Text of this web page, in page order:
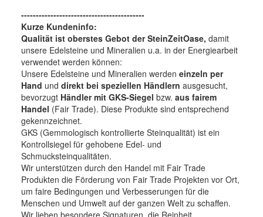
------------------------------------------
Kurze Kundeninfo:
Qualität ist oberstes Gebot der SteinZeitOase, damit
unsere Edelsteine und Mineralien u.a. in der Energiearbeit
verwendet werden können:
Unsere Edelsteine und Mineralien werden einzeln per
Hand und direkt bei speziellen Händlern ausgesucht,
bevorzugt Händler mit GKS-Siegel bzw. aus fairem
Handel (Fair Trade). Diese Produkte sind entsprechend
gekennzeichnet.
GKS (Gemmologisch kontrollierte Steinqualität) ist ein
Kontrollsiegel für gehobene Edel- und
Schmucksteinqualitäten.
Wir unterstützen durch den Handel mit Fair Trade
Produkten die Förderung von Fair Trade Projekten vor Ort,
um faire Bedingungen und Verbesserungen für die
Menschen und Umwelt auf der ganzen Welt zu schaffen.
Wir lieben besondere Signaturen, die Reinheit,